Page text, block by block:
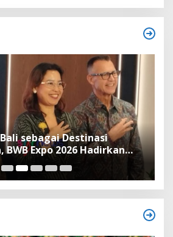
sebagai Destinasi
BWB Expo 2026 Hadirkan
dan Global